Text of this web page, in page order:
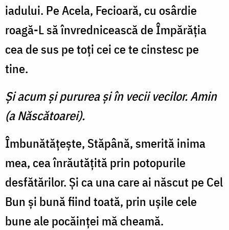
iadului. Pe Acela, Fecioară, cu osârdie
roagă-L să învrednicească de Împărăţia
cea de sus pe toţi cei ce te cinstesc pe
tine.
Şi acum şi pururea şi în vecii vecilor. Amin
(a Născătoarei).
Îmbunătăţeşte, Stăpână, smerită inima
mea, cea înrăutăţită prin potopurile
desfătărilor. Şi ca una care ai născut pe Cel
Bun şi bună fiind toată, prin uşile cele
bune ale pocăinţei mă cheamă.